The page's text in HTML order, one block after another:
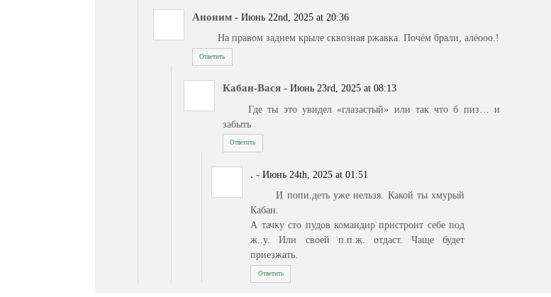
Аноним - Июнь 22nd, 2025 at 20:36
На правом заднем крыле сквозная ржавка. Почём брали, алёооо.!
Ответить
Кабан-Вася - Июнь 23rd, 2025 at 08:13
Где ты это увидел «глазастый» или так что б пиз… и
забыть
Ответить
. - Июнь 24th, 2025 at 01:51
И попи.деть уже нельзя. Какой ты хмурый
Кабан.
А тачку сто пудов командир пристроит себе под
ж..у. Или своей п.п.ж. отдаст. Чаще будет
приезжать.
Ответить